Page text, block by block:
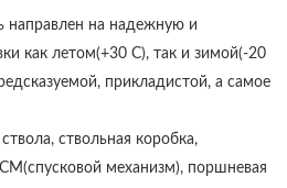
направлен на надежную и
как летом(+30 С), так и зимой(-20
прикладистой, а самое
ствольная коробка,
механизм), поршневая